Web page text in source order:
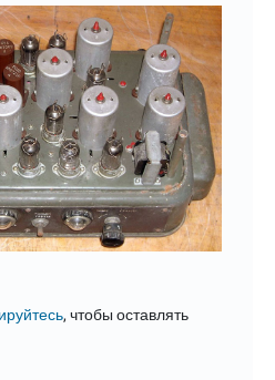
, чтобы оставлять